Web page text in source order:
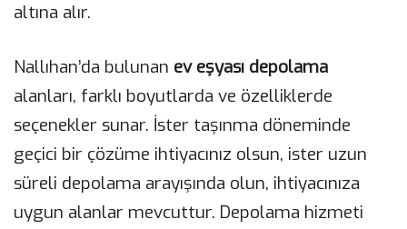
altına alır.
Nallıhan’da bulunan ev eşyası depolama
alanları, farklı boyutlarda ve özelliklerde
seçenekler sunar. İster taşınma döneminde
geçici bir çözüme ihtiyacınız olsun, ister uzun
süreli depolama arayışında olun, ihtiyacınıza
uygun alanlar mevcuttur. Depolama hizmeti